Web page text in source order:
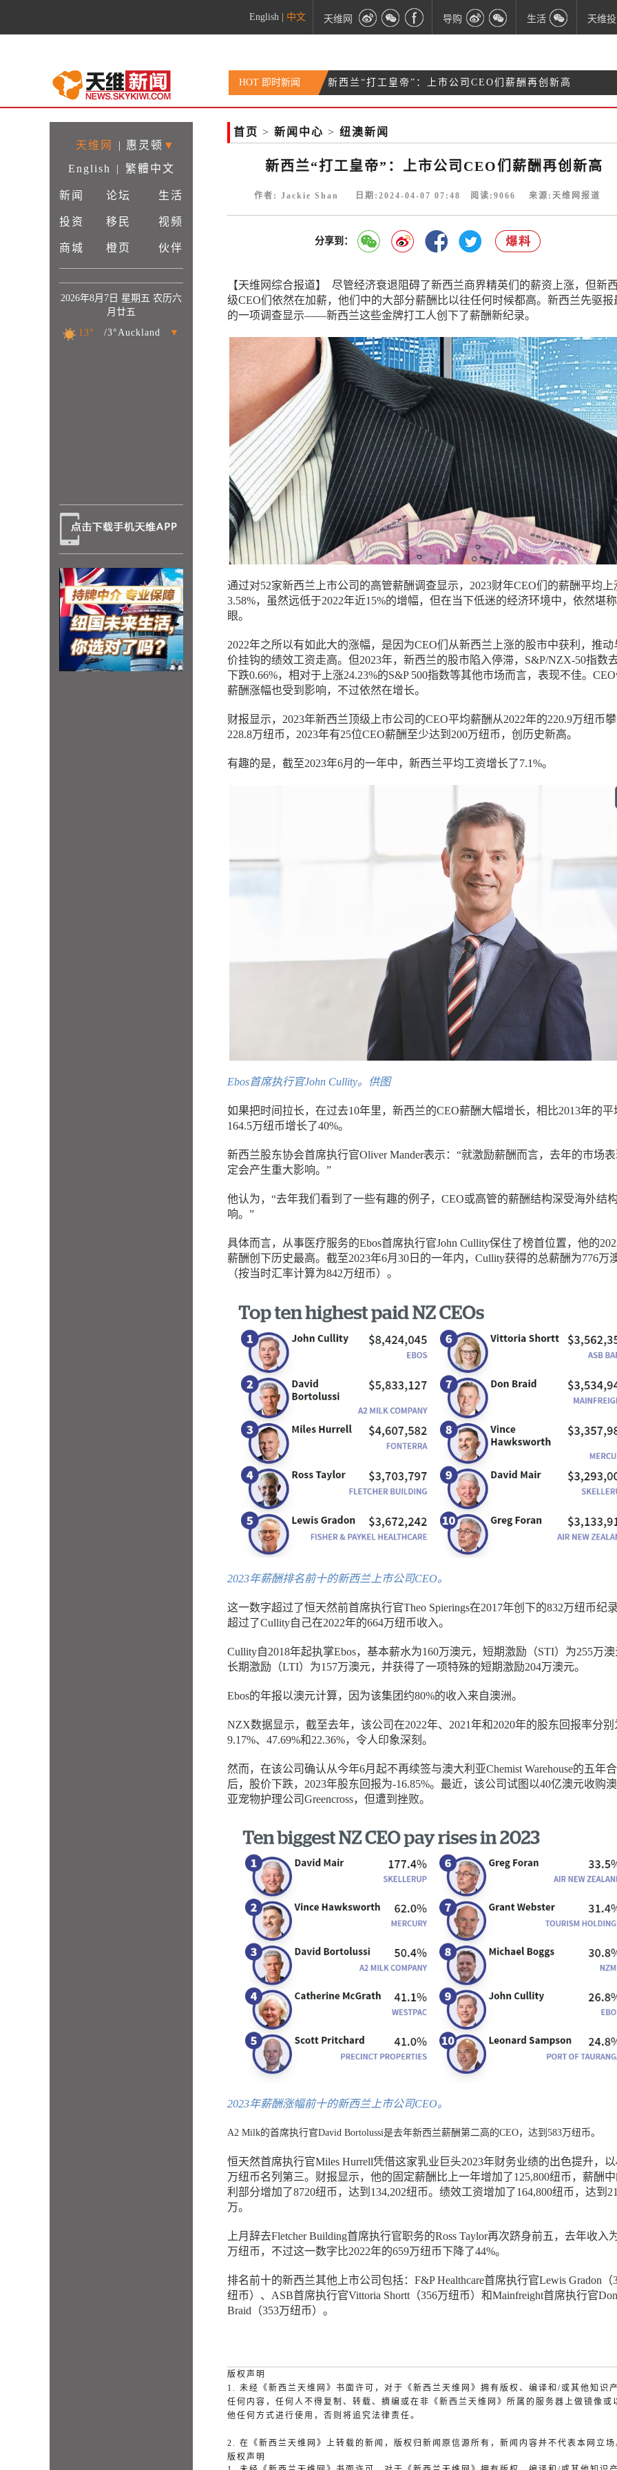
English 中文 天维网 导购 生活 天维
HOT 即时新闻
新西兰“打工皇帝”：上市公司CEO们薪酬再创新高
员加薪
被疑“假结婚” 亚裔女子即将被驱逐出新西兰
天维网 | 惠灵顿 ▼
English
| 繁體中文
新闻 论坛 生活
投资 移民 视频
商城 橙页 伙伴
2026年8月7日 星期五 农历六
月廿五
13°
/3°Auckland ▼
首页 > 新闻中心 > 纽澳新闻
新西兰“打工皇帝”：上市公司CEO们薪酬再创新高
作者: Jackie Shan 日期:2024-04-07 07:48 阅读: 9066 来源:天维网报道
分享到：
【天维网综合报道】 尽管经济衰退阻碍了新西兰商界精英们的薪资上涨，但新
级CEO们依然在加薪，他们中的大部分薪酬比以往任何时候都高。新西兰先驱报
的一项调查显示——新西兰这些金牌打工人创下了薪酬新纪录。
通过对52家新西兰上市公司的高管薪酬调查显示，2023财年CEO们的薪酬平均上
3.58%，虽然远低于2022年近15%的增幅，但在当下低迷的经济环境中，依然堪
眼。
2022年之所以有如此大的涨幅，是因为CEO们从新西兰上涨的股市中获利，推动
价挂钩的绩效工资走高。但2023年，新西兰的股市陷入停滞，S&P/NZX-50指数
下跌0.66%，相对于上涨24.23%的S&P 500指数等其他市场而言，表现不佳。
薪酬涨幅也受到影响，不过依然在增长。
财报显示，2023年新西兰顶级上市公司的CEO平均薪酬从2022年的220.9万纽币
228.8万纽币，2023年有25位CEO薪酬至少达到200万纽币，创历史新高。
有趣的是，截至2023年6月的一年中，新西兰平均工资增长了7.1%。
Ebos首席执行官John Cullity。供图
如果把时间拉长，在过去10年里，新西兰的CEO薪酬大幅增长，相比2013年的平
164.5万纽币增长了40%。
新西兰股东协会首席执行官Oliver Mander表示：“就激励薪酬而言，去年的市场
定会产生重大影响。”
他认为，“去年我们看到了一些有趣的例子，CEO或高管的薪酬结构深受海外结
响。”
具体而言，从事医疗服务的Ebos首席执行官John Cullity保住了榜首位置，他的
薪酬创下历史最高。截至2023年6月30日的一年内，Cullity获得的总薪酬为776万
（按当时汇率计算为842万纽币）。
2023年薪酬排名前十的新西兰上市公司CEO。
这一数字超过了恒天然前首席执行官Theo Spierings在2017年创下的832万纽币纪
超过了Cullity自己在2022年的664万纽币收入。
Cullity自2018年起执掌Ebos，基本薪水为160万澳元，短期激励（STI）为255万澳
长期激励（LTI）为157万澳元，并获得了一项特殊的短期激励204万澳元。
Ebos的年报以澳元计算，因为该集团约80%的收入来自澳洲。
NZX数据显示，截至去年，该公司在2022年、2021年和2020年的股东回报率分别
9.17%、47.69%和22.36%，令人印象深刻。
然而，在该公司确认从今年6月起不再续签与澳大利亚Chemist Warehouse的五年
后，股价下跌，2023年股东回报为-16.85%。最近，该公司试图以40亿澳元收购澳
亚宠物护理公司Greencross，但遭到挫败。
2023年薪酬涨幅前十的新西兰上市公司CEO。
A2 Milk的首席执行官David Bortolussi是去年新西兰薪酬第二高的CEO，达到583万纽币。
恒天然首席执行官Miles Hurrell凭借这家乳业巨头2023年财务业绩的出色提升，以
万纽币名列第三。财报显示，他的固定薪酬比上一年增加了125,800纽币，薪酬
利部分增加了8720纽币，达到134,202纽币。绩效工资增加了164,800纽币，达到
万。
上月辞去Fletcher Building首席执行官职务的Ross Taylor再次跻身前五，去年收入
万纽币，不过这一数字比2022年的659万纽币下降了44%。
排名前十的新西兰其他上市公司包括：F&P Healthcare首席执行官Lewis Gradon（
纽币）、ASB首席执行官Vittoria Shortt（356万纽币）和Mainfreight首席执行官Don
Braid（353万纽币）。
版权声明
1. 未经《新西兰天维网》书面许可，对于《新西兰天维网》拥有版权、编译和/或其他知识
任何内容，任何人不得复制、转载、摘编或在非《新西兰天维网》所属的服务器上做镜像或
他任何方式进行使用，否则将追究法律责任。
2. 在《新西兰天维网》上转载的新闻，版权归新闻原信源所有，新闻内容并不代表本网立场
版权声明